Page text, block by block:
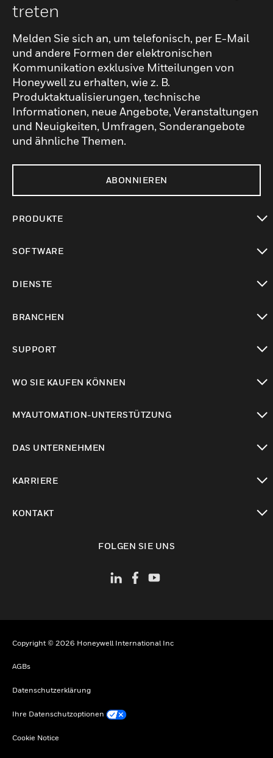
treten
Melden Sie sich an, um telefonisch, per E-Mail
und andere Formen der elektronischen
Kommunikation exklusive Mitteilungen von
Honeywell zu erhalten, wie z. B.
Produktaktualisierungen, technische
Informationen, neue Angebote, Veranstaltungen
und Neuigkeiten, Umfragen, Sonderangebote
und ähnliche Themen.
ABONNIEREN
PRODUKTE
SOFTWARE
DIENSTE
BRANCHEN
SUPPORT
WO SIE KAUFEN KÖNNEN
MYAUTOMATION-UNTERSTÜTZUNG
DAS UNTERNEHMEN
KARRIERE
KONTAKT
FOLGEN SIE UNS
Copyright © 2026 Honeywell International Inc
AGBs
Datenschutzerklärung
Ihre Datenschutzoptionen
Cookie Notice